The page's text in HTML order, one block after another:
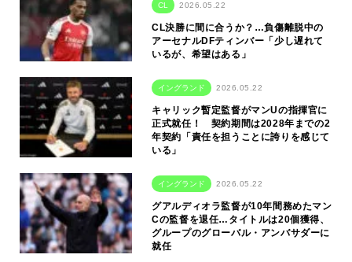
CL 2026.05.22
CL決勝に間に合うか？…負傷離脱中の
アーセナルDFティンバー「少し遅れて
いるが、希望はある」
イングランド 2026.05.22
キャリック暫定監督がマンUの指揮官に
正式就任！ 契約期間は2028年までの2
年契約「責任を担うことに誇りを感じて
いる」
イングランド 2026.05.22
グアルディオラ監督が10年間務めたマン
Cの監督を退任…タイトルは20個獲得、
グループのグローバル・アンバサダーに
就任